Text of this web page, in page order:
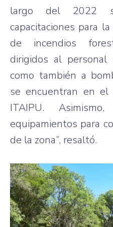
largo del 2022
capacitaciones para
de incendios
dirigidos al
como también a
se encuentran en el
ITAIPU.
equipamientos para
de la zona”, resaltó.